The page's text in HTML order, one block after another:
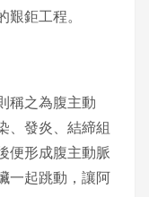
艱鉅工程。
稱之為腹主動
、發炎、結締組
便形成腹主動脈
一起跳動，讓阿